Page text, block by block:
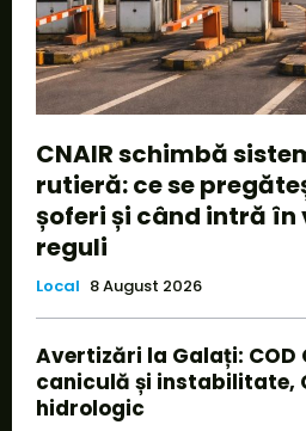
CNAIR schimbă
rutieră: ce se
șoferi și când intră în
reguli
Local 8 August 2026
Avertizări la Galați: COD
caniculă și instabilitate,
hidrologic